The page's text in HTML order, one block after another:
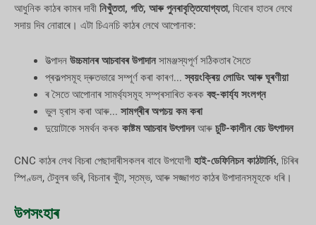
আধুনিক কাঠৰ কামৰ দাবী নিখুঁততা, গতি, আৰু পুনৰাবৃত্তিযোগ্যতা, যিবোৰ হাতৰ লেথে
সদায় দিব নোৱাৰে। এটা চিএনচি কাঠৰ লেথে আপোনাক:
উত্‍পাদন উচ্চমানৰ আচবাবৰ উপাদানসামঞ্জস্যপূৰ্ণ সঠিকতাৰ সৈতে
প্ৰকল্পসমূহ দ্ৰুতভাৱে সম্পূৰ্ণ কৰা কাৰণ...স্বয়ংক্ৰিয় লোডিং আৰু ঘূৰণীয়া
ৰ সৈতে আপোনাৰ সামৰ্থ্যসমূহ সম্প্ৰসাৰিত কৰক বহু-কাৰ্য্য সংলগ্ন
ভুল হ্ৰাস কৰা আৰু... সামগ্ৰীৰ অপচয় কম কৰা
দুয়োটাকে সমৰ্থন কৰক কাষ্টম আচবাব উৎপাদনআৰু চুটি-কালীন বেচ উৎপাদন
CNC কাঠৰ লেথ বিচৰা পেছাদাৰীসকলৰ বাবে উপযোগী হাই-ডেফিনিচন কাঠটাৰ্নিং, চিৰিৰ
স্পিণ্ডল, টেবুলৰ ভৰি, বিচনাৰ খুঁটা, স্তম্ভ, আৰু সজ্জাগত কাঠৰ উপাদানসমূহকে ধৰি।
উপসংহাৰ